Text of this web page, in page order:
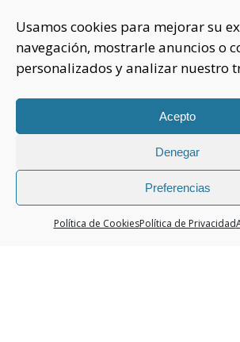
Usamos cookies para mejorar su
navegación, mostrarle anuncios o
personalizados y analizar nuestro
Acepto
Denegar
Preferencias
Política de CookiesPolítica de Privacidad
Sobre nosotros
Aviso Legal
Política de Privacidad
Política Cookies
CONTACTAR
925 508 922
dhelia@dhelia.es